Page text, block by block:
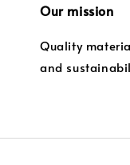
Our mission
Quality
and